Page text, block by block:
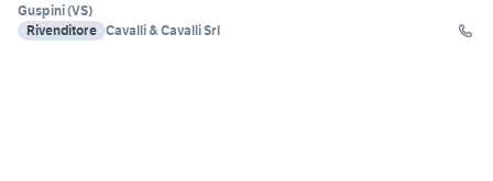
Guspini(VS)
Rivenditore Cavalli & Cavalli Srl